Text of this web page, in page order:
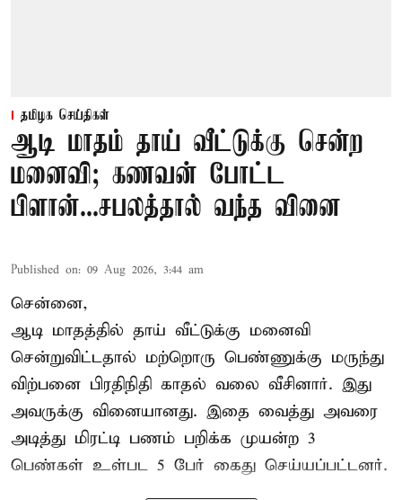
தமிழக செய்திகள்
ஆடி மாதம் தாய் வீட்டுக்கு சென்ற
மனைவி; கணவன் போட்ட
பிளான்...சபலத்தால் வந்த வினை
Published on: 09 Aug 2026, 3:44 am
சென்னை,
ஆடி மாதத்தில் தாய் வீட்டுக்கு மனைவி
சென்றுவிட்டதால் மற்றொரு பெண்ணுக்கு மருந்து
விற்பனை பிரதிநிதி காதல் வலை வீசினார். இது
அவருக்கு வினையானது. இதை வைத்து அவரை
அடித்து மிரட்டி பணம் பறிக்க முயன்ற 3
பெண்கள் உள்பட 5 பேர் கைது செய்யப்பட்டனர்.